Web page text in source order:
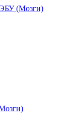
(Мозги)